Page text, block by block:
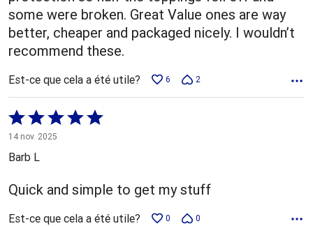
some were broken. Great Value ones are way
better, cheaper and packaged nicely. I wouldn’t
recommend these.
Est-ce que cela a été utile? 6 2
Coté
5 sur
5
14 nov. 2025
Barb L
Quick and simple to get my stuff
Est-ce que cela a été utile? 0 0